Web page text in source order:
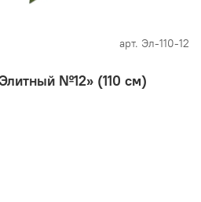
арт. Эл-110-12
№12» (110 см)